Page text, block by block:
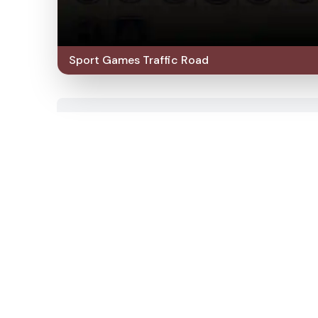
Sport Games Traffic Road